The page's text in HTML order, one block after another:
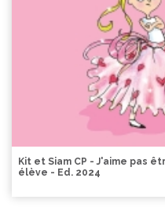
Kit et Siam CP - J'aime pas
élève - Ed. 2024